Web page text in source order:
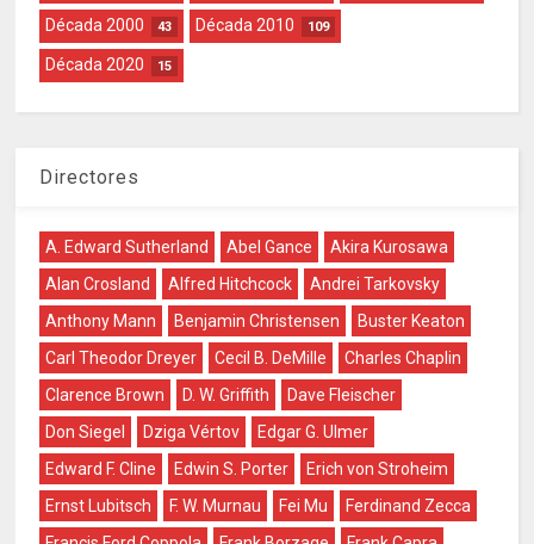
Década 2000 43 Década 2010 109
Década 2020 15
Directores
A. Edward Sutherland Abel Gance
Akira Kurosawa
Alan Crosland
Alfred Hitchcock
Andrei Tarkovsky
Anthony Mann
Benjamin Christensen
Buster Keaton
Carl Theodor Dreyer
Cecil B. DeMille
Charles Chaplin
Clarence Brown
D. W. Griffith
Dave Fleischer
Don Siegel
Dziga Vértov
Edgar G. Ulmer
Edward F. Cline
Edwin S. Porter
Erich von Stroheim
Ernst Lubitsch
F. W. Murnau Fei Mu
Ferdinand Zecca